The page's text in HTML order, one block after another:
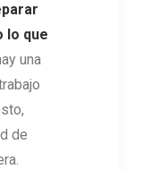
lo que
una
de